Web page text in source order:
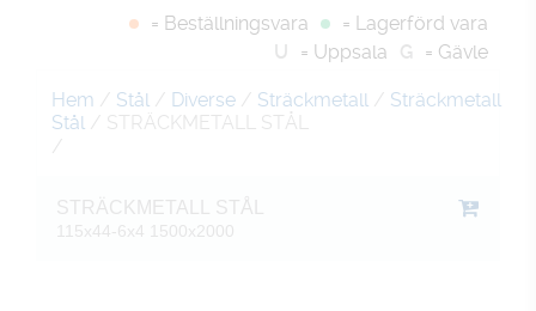
= Beställningsvara
= Lagerförd vara
U
= Uppsala G = Gävle
Hem / Stål / Diverse / Sträckmetall / Sträckmetall
Stål / STRÄCKMETALL STÅL
/
STRÄCKMETALL STÅL
115x44-6x4 1500x2000